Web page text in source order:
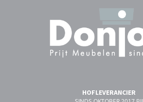
HOFLEVERANCIER